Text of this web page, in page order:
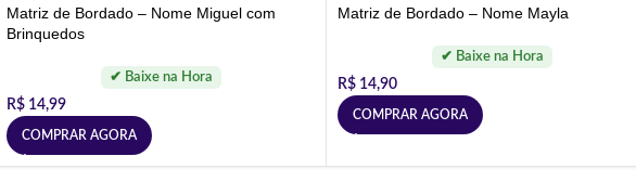
Matriz de Bordado – Nome Miguel com
Brinquedos
R$ 14,99
COMPRAR AGORA
Matriz de Bordado – Nome Mayla
R$ 14,90
COMPRAR AGORA